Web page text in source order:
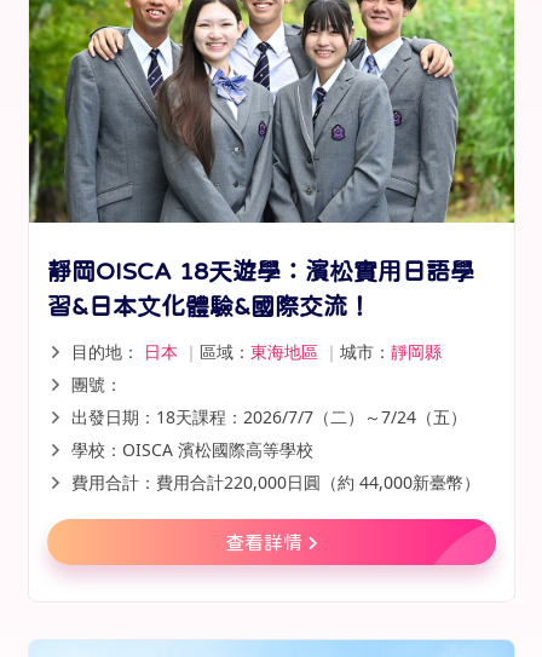
靜岡OISCA 18天遊學：濱松實用日語學
習&日本文化體驗&國際交流！
目的地： 日本 ｜ 區域： 東海地區 ｜ 城市： 靜岡縣
團號：
出發日期：18天課程：2026/7/7（二）～7/24（五）
學校：OISCA 濱松國際高等學校
費用合計：費用合計220,000日圓（約 44,000新臺幣）
查看詳情